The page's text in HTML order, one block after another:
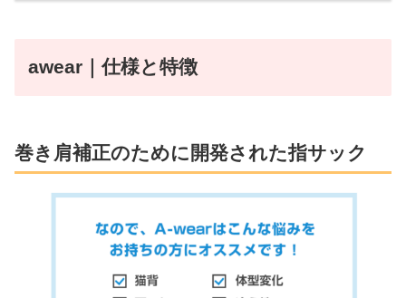
awear｜仕様と特徴
巻き肩補正のために開発された指サック